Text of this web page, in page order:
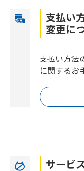
支払い
変更に
支払い方法
に関するお
サービ